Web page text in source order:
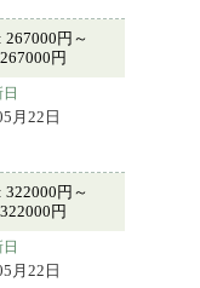
267000円～
267000円
月22日
322000円～
322000円
月22日